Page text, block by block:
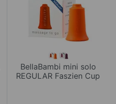
BellaBambi mini solo
REGULAR Faszien Cup